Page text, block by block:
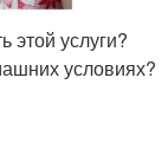
этой услуги?
условиях?